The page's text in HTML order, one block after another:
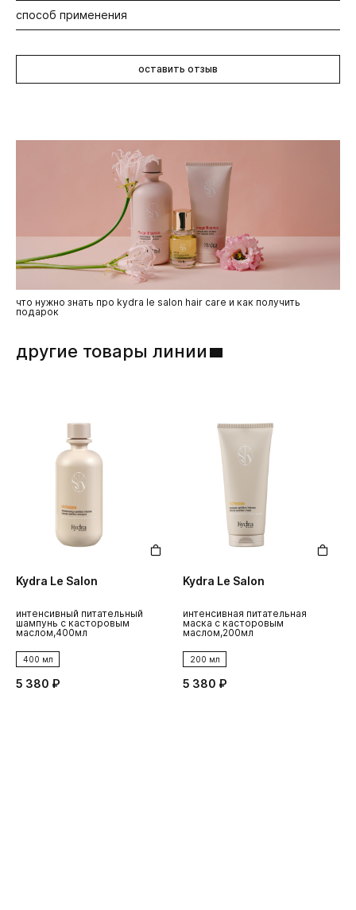
что нужно знать про kydra le salon hair care и как получить
подарок
другие товары линии
Kydra Le Salon
интенсивный питательный
шампунь с касторовым
маслом,400мл
400 мл
5 380 ₽
Kydra Le Salon
интенсивная питательная
маска с касторовым
маслом,200мл
200 мл
5 380 ₽
В составе органический настой календулы и экстракт
органических почек липы. Обладает легким и
содержания натуральных ингредиентов - 97%. Имеет
способ применения
распределите средство и расчешите волосы. Не
смывайте.
оставить отзыв